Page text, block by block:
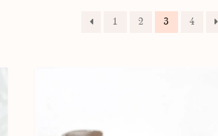
1 2 3 4